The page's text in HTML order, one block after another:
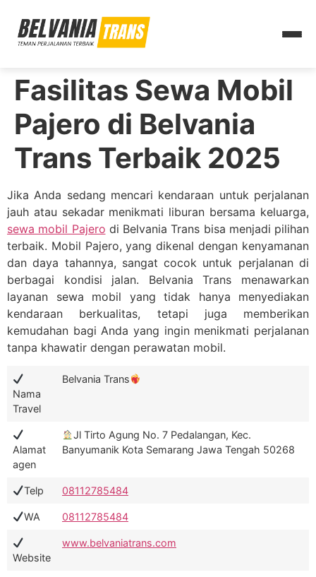
Fasilitas Sewa Mobil
Pajero di Belvania
Trans Terbaik 2025
Jika Anda sedang mencari kendaraan untuk perjalanan
jauh atau sekadar menikmati liburan bersama keluarga,
sewa mobil Pajero di Belvania Trans bisa menjadi pilihan
terbaik. Mobil Pajero, yang dikenal dengan kenyamanan
dan daya tahannya, sangat cocok untuk perjalanan di
berbagai kondisi jalan. Belvania Trans menawarkan
layanan sewa mobil yang tidak hanya menyediakan
kendaraan berkualitas, tetapi juga memberikan
kemudahan bagi Anda yang ingin menikmati perjalanan
tanpa khawatir dengan perawatan mobil.
Nama
Travel
Belvania Trans
Alamat
agen
Jl Tirto Agung No. 7 Pedalangan, Kec.
Banyumanik Kota Semarang Jawa Tengah 50268
Telp 08112785484
WA 08112785484
Website
www.belvaniatrans.com